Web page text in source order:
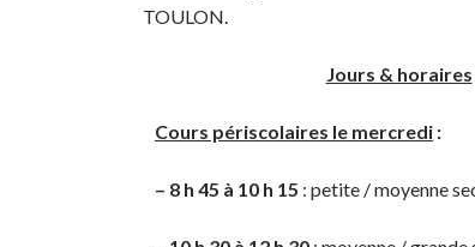
TOULON.
Jours & horaires
Cours périscolaires le mercredi :
– 8 h 45 à 10 h 15 : petite / moyenne